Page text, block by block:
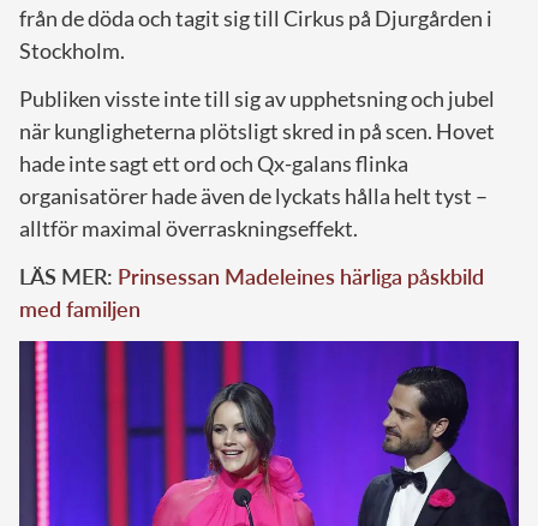
från de döda och tagit sig till Cirkus på Djurgården i
Stockholm.
Publiken visste inte till sig av upphetsning och jubel
när kungligheterna plötsligt skred in på scen. Hovet
hade inte sagt ett ord och Qx-galans flinka
organisatörer hade även de lyckats hålla helt tyst –
alltför maximal överraskningseffekt.
LÄS MER: Prinsessan Madeleines härliga påskbild
med familjen